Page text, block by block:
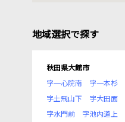
地域選択で探す
秋田県大館市
字一心院南
字一本杉
字土飛山下
字大田面
字水門前
字池内道上